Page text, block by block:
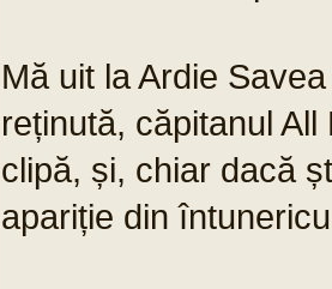
Mă uit la Ardie
reținută, căpitanul
clipă, și, chiar dacă
apariție din